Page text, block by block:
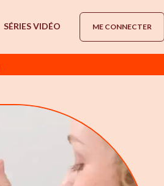
SÉRIES VIDÉO ME CONNECTER